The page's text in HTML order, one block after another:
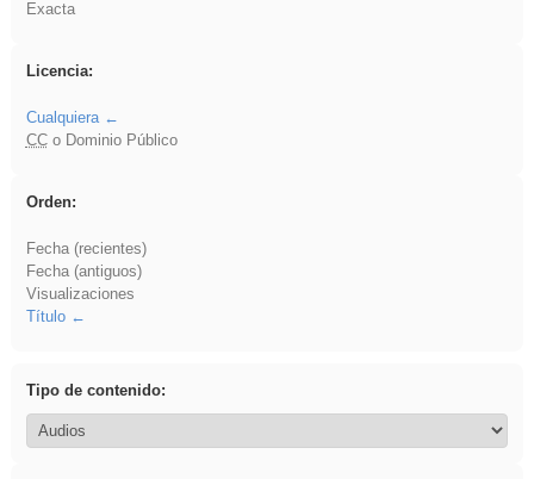
Exacta
Licencia:
Cualquiera
CCo Dominio Público
Orden:
Fecha (recientes)
Fecha (antiguos)
Visualizaciones
Título
Tipo de contenido: